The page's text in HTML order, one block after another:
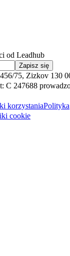
od Leadhub
Zapisz się
75, Zizkov 130
C 247688
korzystaniaPolityka
cookie